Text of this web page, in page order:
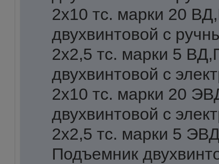
2х10 тс. марки 20
двухвинтовой с
2х2,5 тс. марки 5
двухвинтовой с
2х10 тс. марки 20
двухвинтовой с
2х2,5 тс. марки 5
Подъемник